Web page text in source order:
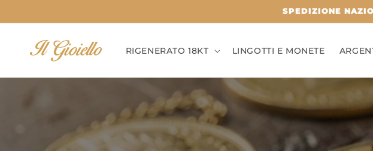
ai contenuti
SPEDIZIONE
RIGENERATO 18KT LINGOTTI E MONETE